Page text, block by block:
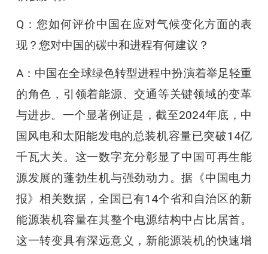
Q：您如何评价中国在应对气候变化方面的表
现？您对中国的碳中和进程有何建议？
A：中国在全球绿色转型进程中扮演着举足轻重
的角色，引领着能源、交通等关键领域的变革
与进步。一个显著例证是，截至2024年底，中
国风电和太阳能发电的总装机容量已突破14亿
千瓦大关。这一数字充分彰显了中国可再生能
源发展的蓬勃生机与强劲动力。据《中国电力
报》相关数据，全国已有14个省和自治区的新
能源装机容量在其整个电源结构中占比居首。
这一转变具有深远意义，新能源装机的快速增